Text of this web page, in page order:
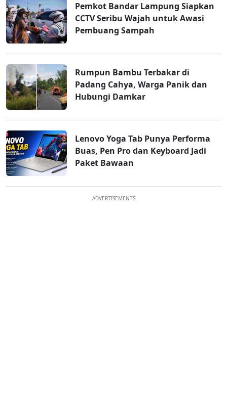
Pemkot Bandar Lampung Siapkan
CCTV Seribu Wajah untuk Awasi
Pembuang Sampah
Rumpun Bambu Terbakar di
Padang Cahya, Warga Panik dan
Hubungi Damkar
Lenovo Yoga Tab Punya Performa
Buas, Pen Pro dan Keyboard Jadi
Paket Bawaan
ADVERTISEMENTS